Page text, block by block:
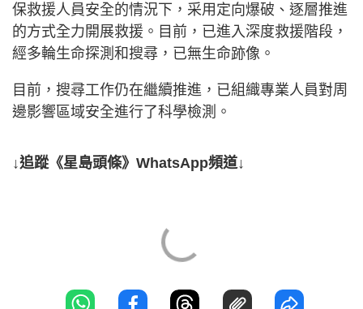
保救援人員安全的情況下，采用定向爆破、逐層推進
的方式全力開展救援。目前，已進入深度救援階段，
經多輪生命探測和搜尋，已無生命跡像。
目前，搜尋工作仍在繼續推進，已組織專業人員對周
邊影響區域安全進行了科學檢測。
↓追蹤《星島頭條》WhatsApp頻道↓